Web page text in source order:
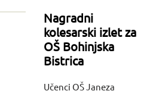
Nagradni
kolesarski izlet za
OŠ Bohinjska
Bistrica
Učenci OŠ Janeza